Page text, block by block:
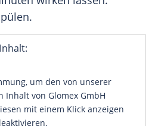
um den von unserer
Inhalt von Glomex GmbH
mit einem Klick anzeigen